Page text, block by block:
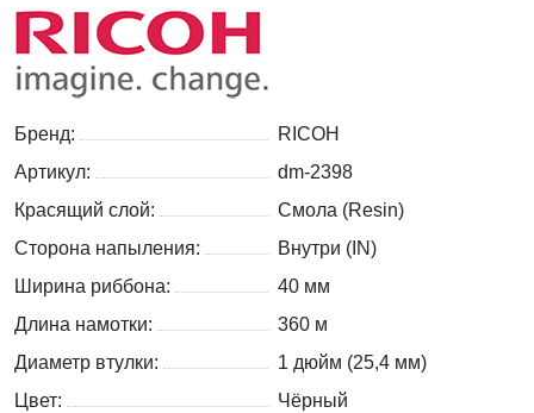
Бренд:
RICOH
Артикул:
dm-2398
Красящий слой:
Смола (Resin)
Сторона напыления:
Внутри (IN)
Ширина риббона:
40 мм
Длина намотки:
360 м
Диаметр втулки:
1 дюйм (25,4 мм)
Цвет:
Чёрный